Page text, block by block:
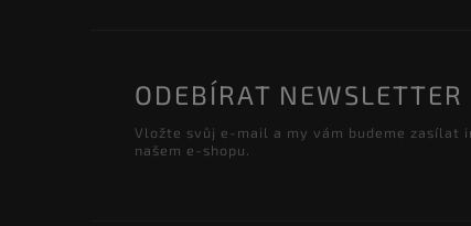
ODEBÍRAT NEWSLETTER
Vložte svůj e-mail a my vám budeme zasílat
našem e-shopu.